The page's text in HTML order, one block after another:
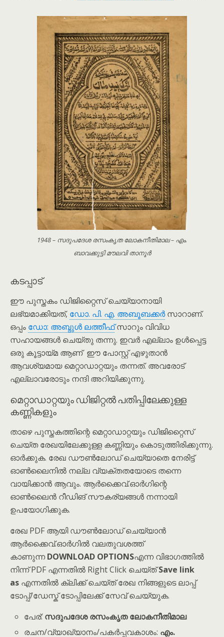
1948 – സദുപദേശ രസംകൃത ലോകനീതിമാല – എം.
ബാവക്കുട്ടി മൗലവി താനൂർ
കടപ്പാട്
ഈ പുസ്തകം ഡിജിറ്റൈസ് ചെയ്യാനായി
ലഭ്യമാക്കിയത്, ഡോ. പി. എ. അബൂബക്കർസാറാണ്.
ഒപ്പം ഡോ: അബ്ദുൾ ലത്തീഫ്സാറും വിവിധ
സഹായങ്ങൾ ചെയ്തു തന്നു. ഇവർ എല്ലാം ഉൾപ്പെട്ട
ഒരു കൂട്ടായ്മ ആണ് ഈ പോസ്റ്റ് എഴുതാൻ
ആവശ്യമായ മെറ്റാഡാറ്റയും തന്നത്. അവരോട്
എല്ലാവരോടും നന്ദി അറിയിക്കുന്നു.
മെറ്റാഡാറ്റയും ഡിജിറ്റൽ പതിപ്പിലേക്കുള്ള
കണ്ണികളും
താഴെ പുസ്തകത്തിന്റെ മെറ്റാഡാറ്റയും ഡിജിറ്റൈസ്
ചെയ്ത രേഖയിലേക്കുള്ള കണ്ണിയും കൊടുത്തിരിക്കുന്നു.
ഓർക്കുക. രേഖ ഡൗൺലോഡ് ചെയ്യാതെ നേരിട്ട്
ഓൺലൈനിൽ നല്ല വ്യക്തതയോടെ തന്നെ
വായിക്കാൻ ആവും. ആർക്കൈവ്.ഓർഗിന്റെ
ഓൺലൈൻ റീഡിങ് സൗകര്യങ്ങൾ നന്നായി
ഉപയോഗിക്കുക.
രേഖ PDF ആയി ഡൗൺലോഡ് ചെയ്യാൻ
ആർക്കൈവ്.ഓർഗിൽ വലതുവശത്ത്
കാണുന്നDOWNLOAD OPTIONSഎന്ന വിഭാഗത്തിൽ
നിന്ന് PDF എന്നതിൽ Right Click ചെയ്ത്Save link
as എന്നതിൽ ക്ലിക്ക് ചെയ്ത് രേഖ നിങ്ങളുടെ ലാപ്പ്
ടോപ്പ്/ഡേസ്ക് ടോപ്പിലേക്ക് സേവ് ചെയ്യുക.
പേര്:സദുപദേശ രസംകൃത ലോകനീതിമാല
രചന/വ്യാഖ്യാനം/പകർപ്പവകാശം: എം.